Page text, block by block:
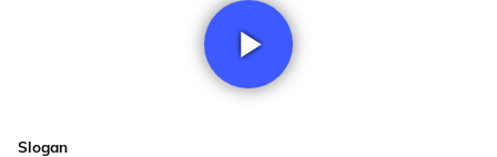
Slogan